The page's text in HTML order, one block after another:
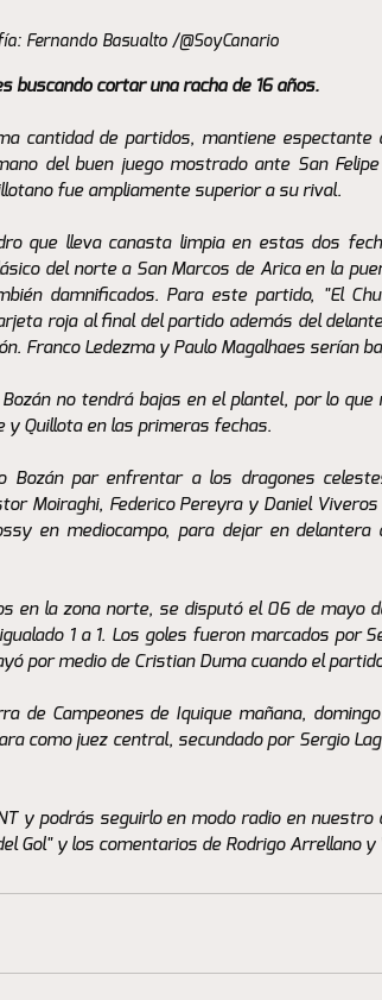
Fernando Basualto /@SoyCanario
buscando cortar una racha de 16 años.
cantidad de partidos, mantiene espectante
del buen juego mostrado ante San
fue ampliamente superior a su rival.
que lleva canasta limpia en estas dos
del norte a San Marcos de Arica en la
damnificados. Para este partido, "El
roja al final del partido además del
Franco Ledezma y Paulo Magalhaes serían
no tendrá bajas en el plantel, por lo
y Quillota en las primeras fechas.
Bozán par enfrentar a los dragones
Moiraghi, Federico Pereyra y Daniel
en mediocampo, para dejar en delantera
en la zona norte, se disputó el 06 de mayo
1 a 1. Los goles fueron marcados por
por medio de Cristian Duma cuando el
de Campeones de Iquique mañana,
como juez central, secundado por Sergio
y podrás seguirlo en modo radio en nuestro
Gol" y los comentarios de Rodrigo Arrellano y